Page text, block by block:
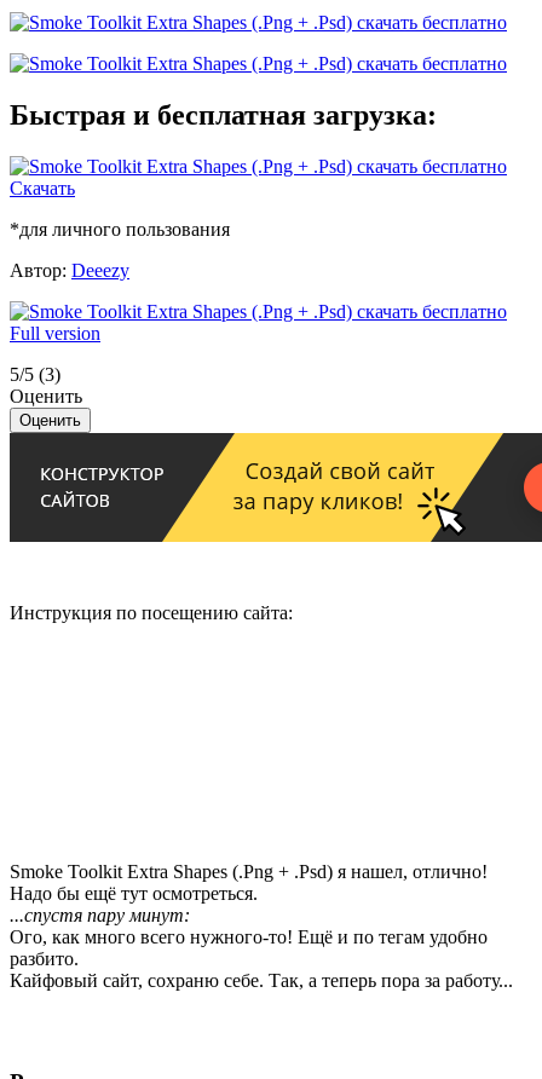
Быстрая и бесплатная загрузка:
Скачать
*для личного пользования
Автор: Deeezy
Full version
5/5 (3)
Оценить
Инструкция по посещению сайта:
Smoke Toolkit Extra Shapes (.Png + .Psd) я нашел, отлично!
Надо бы ещё тут осмотреться.
...спустя пару минут:
Ого, как много всего нужного-то! Ещё и по тегам удобно
разбито.
Кайфовый сайт, сохраню себе. Так, а теперь пора за работу...